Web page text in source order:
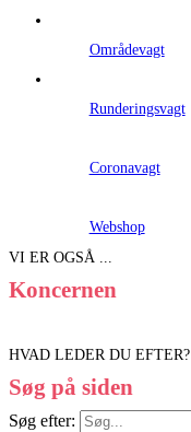
Områdevagt
Runderingsvagt
Coronavagt
Webshop
VI ER OGSÅ ...
Koncernen
HVAD LEDER DU EFTER?
Søg på siden
Søg efter: